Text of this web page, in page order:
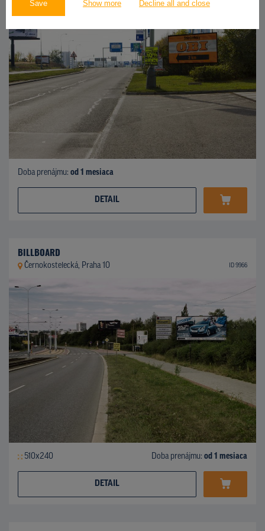
Save Show more Decline all and close
Doba prenájmu: od 1 mesiaca
DETAIL
BILLBOARD
Černokostelecká, Praha 10 ID 9966
510x240 Doba prenájmu: od 1 mesiaca
DETAIL